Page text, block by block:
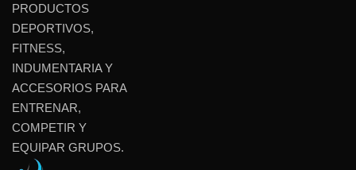
PRODUCTOS
DEPORTIVOS,
FITNESS,
INDUMENTARIA Y
ACCESORIOS PARA
ENTRENAR,
COMPETIR Y
EQUIPAR GRUPOS.